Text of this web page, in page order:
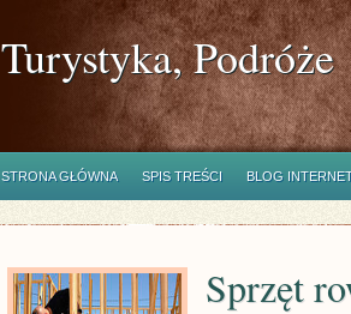
Turystyka, Podróże
STRONA GŁÓWNA SPIS TREŚCI BLOG
Sprzęt